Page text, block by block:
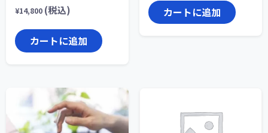
¥14,800 (税込)
カートに追加
カートに追加